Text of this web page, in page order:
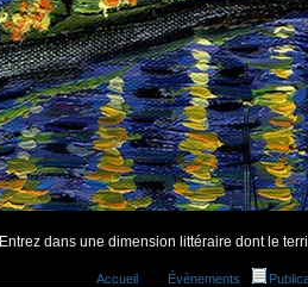
Entrez dans une dimension littéraire dont le
Accueil Évènements